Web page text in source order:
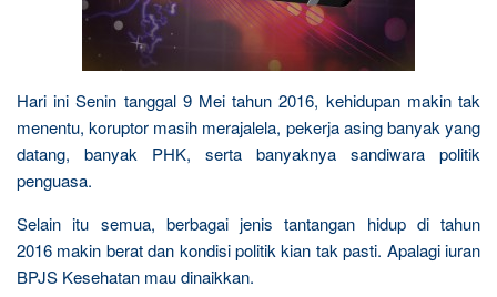
Hari ini Senin tanggal 9 Mei tahun 2016, kehidupan makin tak
menentu, koruptor masih merajalela, pekerja asing banyak yang
datang, banyak PHK, serta banyaknya sandiwara politik
penguasa.
Selain itu semua, berbagai jenis tantangan hidup di tahun
2016 makin berat dan kondisi politik kian tak pasti. Apalagi iuran
BPJS Kesehatan mau dinaikkan.